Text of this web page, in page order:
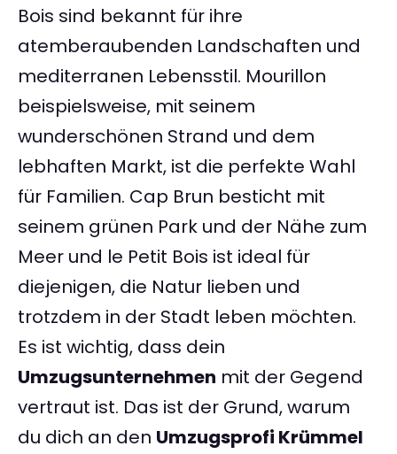
Bois sind bekannt für ihre
atemberaubenden Landschaften und
mediterranen Lebensstil. Mourillon
beispielsweise, mit seinem
wunderschönen Strand und dem
lebhaften Markt, ist die perfekte Wahl
für Familien. Cap Brun besticht mit
seinem grünen Park und der Nähe zum
Meer und le Petit Bois ist ideal für
diejenigen, die Natur lieben und
trotzdem in der Stadt leben möchten.
Es ist wichtig, dass dein
Umzugsunternehmen mit der Gegend
vertraut ist. Das ist der Grund, warum
du dich an den Umzugsprofi Krümmel